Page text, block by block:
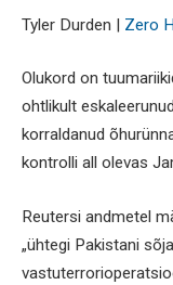
Tyler Durden | Zero
Olukord on
ohtlikult
korraldanud
kontrolli all olevas
Reutersi andmetel
„ühtegi Pakistani